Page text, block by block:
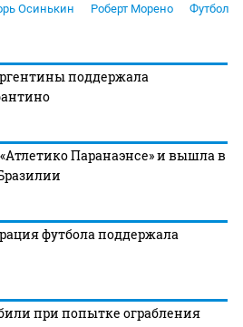
Осинькин Роберт Морено
Футбол
поддержала
Паранаэнсе» и вышла в
футбола поддержала
при попытке ограбления